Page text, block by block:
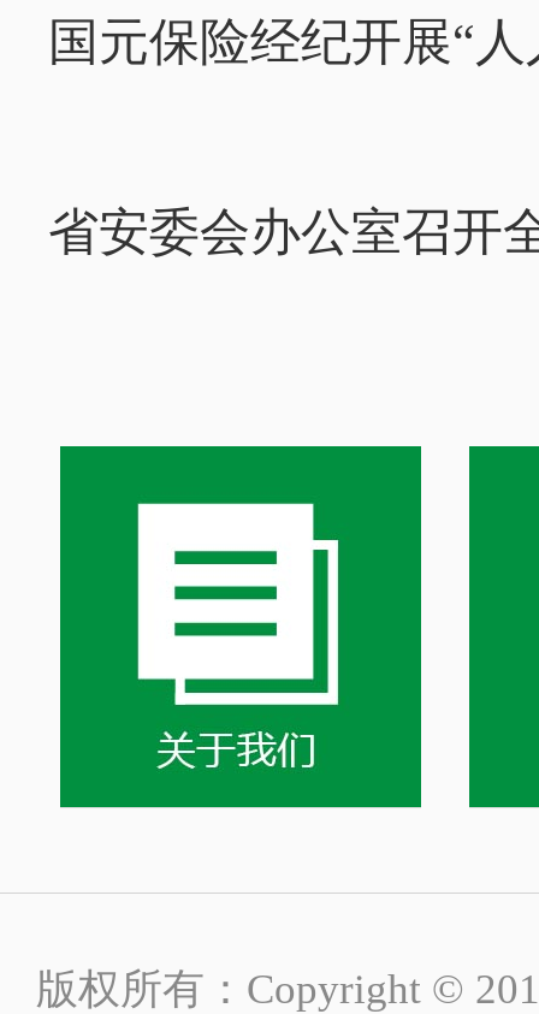
国元保险经纪开展“人
省安委会办公室召开
版权所有：Copyright ©